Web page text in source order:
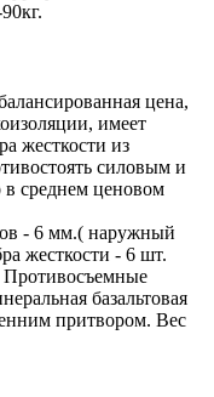
цена,
имеет
жесткости из
силовым и
среднем ценовом
- 6 мм.( наружный
жесткости - 6 шт.
Противосъемные
базальтовая
притвором. Вес